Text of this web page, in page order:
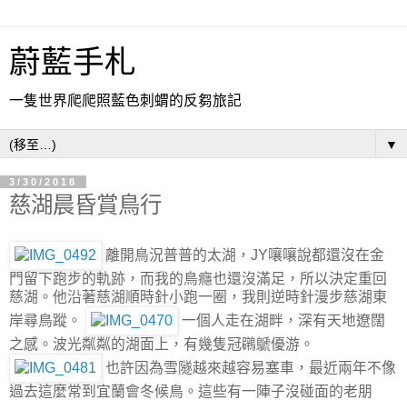
蔚藍手札
一隻世界爬爬照藍色刺蝟的反芻旅記
▼
3/30/2018
慈湖晨昏賞鳥行
離開鳥況普普的太湖，JY嚷嚷說都還沒在金
門留下跑步的軌跡，而我的鳥癮也還沒滿足，所以決定重回
慈湖。他沿著慈湖順時針小跑一圈，我則逆時針漫步慈湖東
岸尋鳥蹤。
一個人走在湖畔，深有天地遼闊
之感。波光粼粼的湖面上，有幾隻冠鸊鷈優游。
也許因為雪隧越來越容易塞車，最近兩年不像
過去這麼常到宜蘭會冬候鳥。這些有一陣子沒碰面的老朋